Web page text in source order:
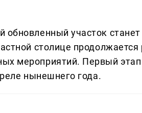
участок
столице
мероприятий. Первый этап
нынешнего года.